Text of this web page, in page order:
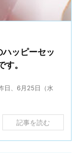
ッピーセッ
。
日、6月25日（水
記事を読む